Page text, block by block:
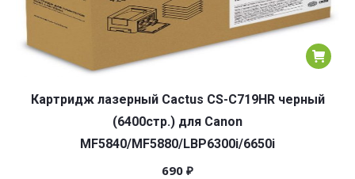
Картридж лазерный Cactus CS-C719HR черный
(6400стр.) для Canon
MF5840/MF5880/LBP6300i/6650i
690 ₽